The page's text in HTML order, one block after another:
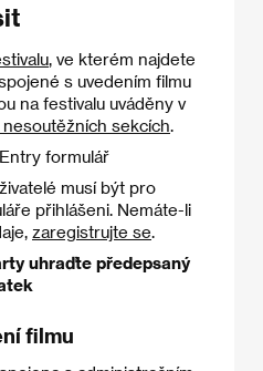
, ve kterém najdete
s uvedením filmu
na festivalu uváděny v
sekcích.
formulář
musí být pro
přihlášeni. Nemáte-li
zaregistrujte se.
uhraďte předepsaný
filmu